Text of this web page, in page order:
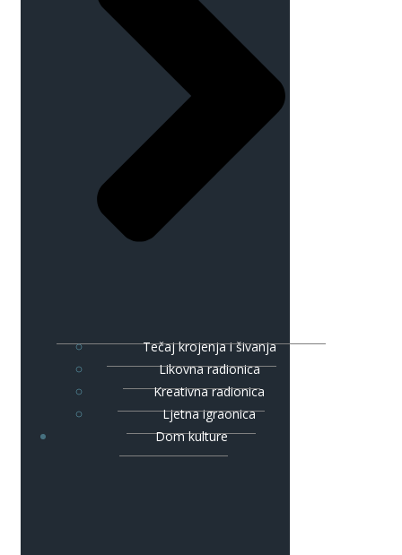
Tečaj krojenja i šivanja
Likovna radionica
Kreativna radionica
Ljetna igraonica
Dom kulture